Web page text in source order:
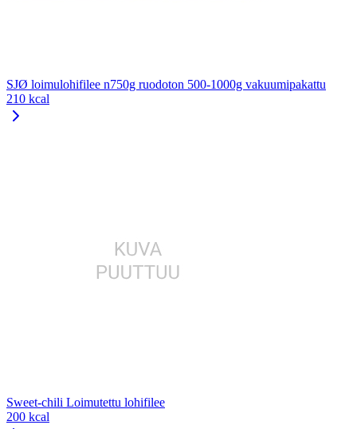
SJØ loimulohifilee n750g ruodoton 500-1000g vakuumipakattu
210 kcal
Sweet-chili Loimutettu lohifilee
200 kcal